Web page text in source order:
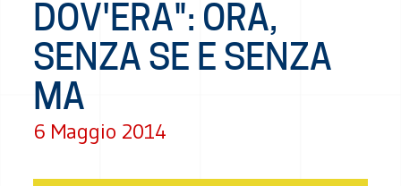
DOV'ERA": ORA,
SENZA SE E SENZA
MA
6 Maggio 2014